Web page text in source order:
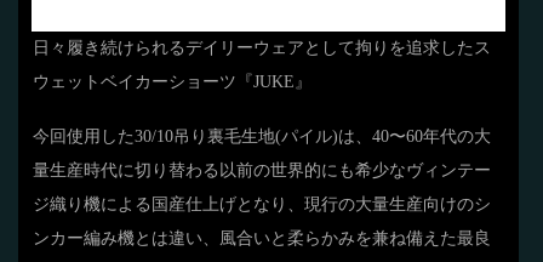
日々履き続けられるデイリーウェアとして拘りを追求したス
ウェットベイカーショーツ『JUKE』
今回使用した30/10吊り裏毛生地(パイル)は、40〜60年代の大
量生産時代に切り替わる以前の世界的にも希少なヴィンテー
ジ織り機による国産仕上げとなり、現行の大量生産向けのシ
ンカー編み機とは違い、風合いと柔らかみを兼ね備えた最良